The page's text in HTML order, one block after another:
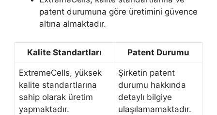
patent durumuna göre üretimini güvence
altına almaktadır.
Kalite Standartları Patent Durumu
ExtremeCells, yüksek
kalite standartlarına
sahip olarak üretim
yapmaktadır.
Şirketin patent
durumu hakkında
detaylı bilgiye
ulaşılamamaktadır.